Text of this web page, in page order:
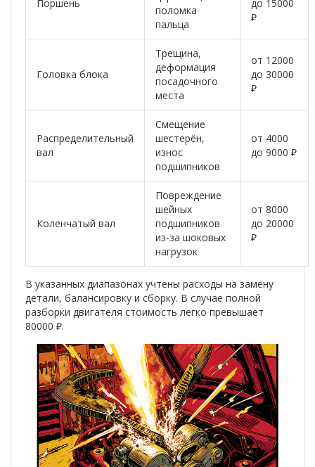
Поршень
поломка
пальца
до 15000
₽
Головка блока
Трещина,
деформация
посадочного
места
от 12000
до 30000
₽
Распределительный
вал
Смещение
шестерён,
износ
подшипников
от 4000
до 9000 ₽
Коленчатый вал
Повреждение
шейных
подшипников
из‑за шоковых
нагрузок
от 8000
до 20000
₽
В указанных диапазонах учтены расходы на замену
детали, балансировку и сборку. В случае полной
разборки двигателя стоимость легко превышает
80000 ₽.